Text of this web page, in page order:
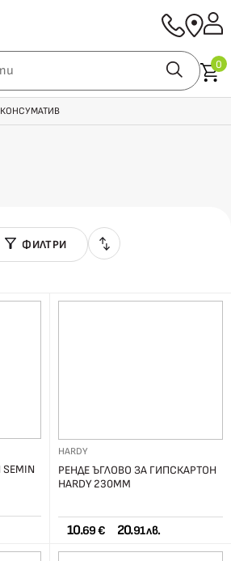
0
ФИЛТРИ
HARDY
РЕНДЕ ЪГЛОВО ЗА ГИПСКАРТОН
HARDY 230ММ
10.69 € 20.91 лв.